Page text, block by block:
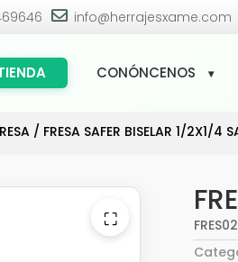
 info@herrajesxame.com
CONÓNCENOS
/ FRESA SAFER BISELAR 1/2X1/4
⛶